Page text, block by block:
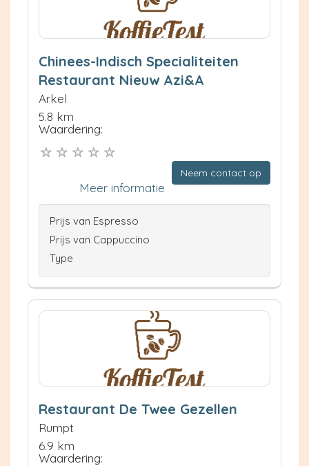
Chinees-Indisch Specialiteiten
Restaurant Nieuw Azi&A
Arkel
5.8 km
Waardering:
Neem contact op
Meer informatie
Prijs van Espresso
Prijs van Cappuccino
Type
Restaurant De Twee Gezellen
Rumpt
6.9 km
Waardering: